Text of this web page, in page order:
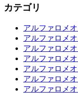
カテゴリ
アルファロメ
アルファロメ
アルファロメオ
アルファロメオ
アルファロメ
アルファロメ
アルファロメ